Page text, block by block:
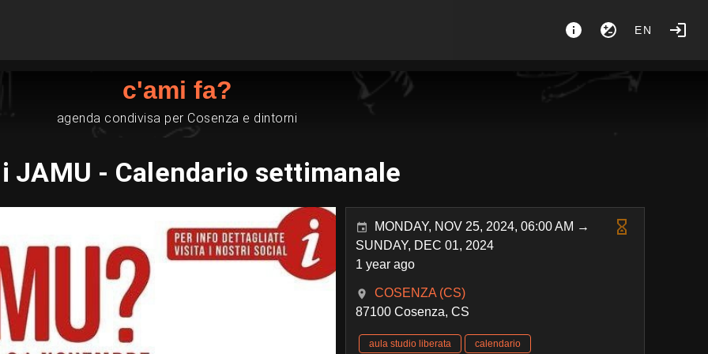
EN
c'ami fa?
agenda condivisa per Cosenza e dintorni
JAMU - Calendario settimanale
MONDAY, NOV 25, 2024, 06:00 AM →
SUNDAY, DEC 01, 2024
1 year ago
COSENZA (CS)
87100 Cosenza, CS
aula studio liberata calendario